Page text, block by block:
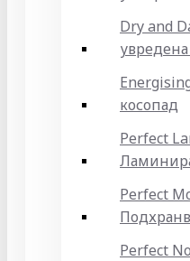
Dry and
увредена
косопад
Perfect
Perfect
Perfect